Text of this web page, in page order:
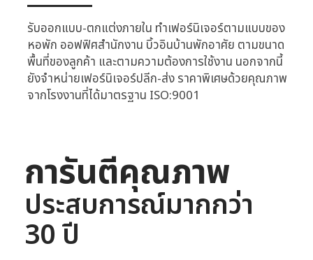
รับออกแบบ-ตกแต่งภายใน ทำเฟอร์นิเจอร์ตามแบบของ
หอพัก ออฟฟิศสำนักงาน บิ้วอินบ้านพักอาศัย ตามขนาด
พื้นที่ของลูกค้า และตามความต้องการใช้งาน นอกจากนี้
ยังจำหน่ายเฟอร์นิเจอร์ปลีก-ส่ง ราคาพิเศษด้วยคุณภาพ
จากโรงงานที่ได้มาตรฐาน ISO:9001
การันตีคุณภาพ
ประสบการณ์มากกว่า
30 ปี